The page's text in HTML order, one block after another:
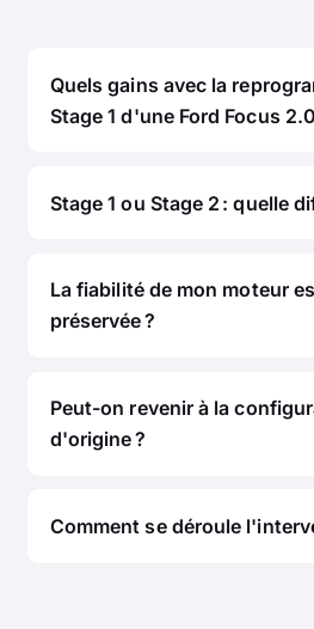
Quels gains avec la
Stage 1 d'une Ford Focus
Stage 1 ou Stage 2 : quelle
La fiabilité de mon moteur
préservée ?
Peut-on revenir à la
d'origine ?
Comment se déroule